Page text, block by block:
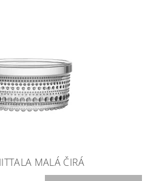
MALÁ ČIRÁ